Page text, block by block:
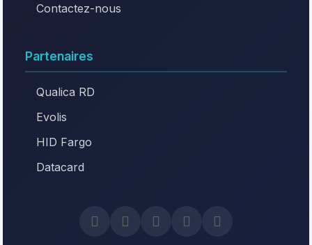
Contactez-nous
Partenaires
Qualica RD
Evolis
HID Fargo
Datacard